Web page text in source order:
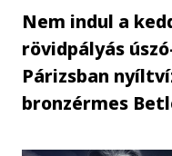
Nem indul a
rövidpályás
Párizsban
bronzérmes